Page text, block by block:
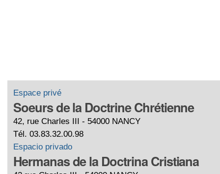
Espace privé
Soeurs de la Doctrine Chrétienne
42, rue Charles III - 54000 NANCY
Tél. 03.83.32.00.98
Espacio privado
Hermanas de la Doctrina Cristiana